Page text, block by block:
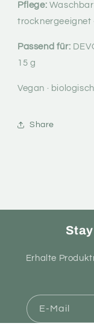
Pflege: Waschbar
trocknergeeignet
Passend für:
15 g
Vegan ·
Share
Erhalte
E-Mail